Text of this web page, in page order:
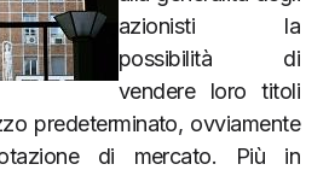
azionisti la
possibilità di
vendere loro titoli
predeterminato, ovviamente
di mercato. Più in